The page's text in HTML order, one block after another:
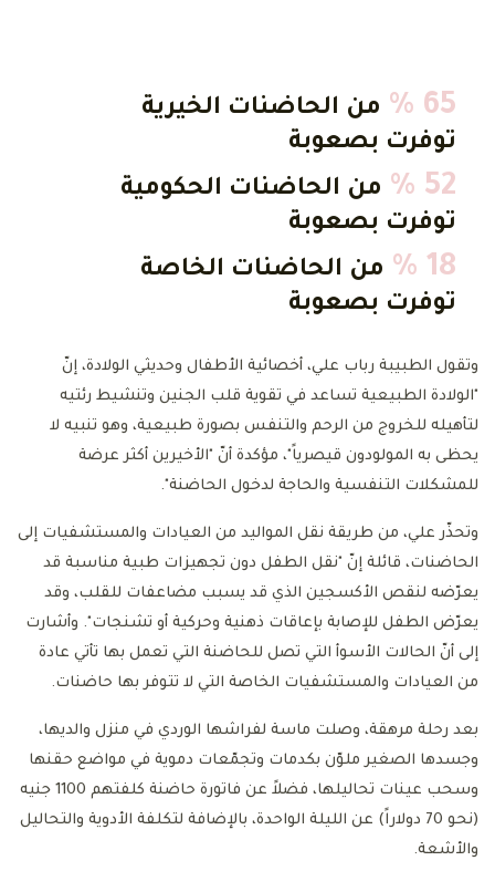
65 %
من الحاضنات الخيرية
توفرت بصعوبة
52 %
من الحاضنات الحكومية
توفرت بصعوبة
18 %
من الحاضنات الخاصة
توفرت بصعوبة
وتقول الطبيبة رباب علي، أخصائية الأطفال وحديثي الولادة، إنّ
"الولادة الطبيعية تساعد في تقوية قلب الجنين وتنشيط رئتيه
لتأهيله للخروج من الرحم والتنفس بصورة طبيعية، وهو تنبيه لا
يحظى به المولودون قيصرياً"، مؤكدة أنّ "الأخيرين أكثر عرضة
للمشكلات التنفسية والحاجة لدخول الحاضنة".
وتحذّر علي، من طريقة نقل المواليد من العيادات والمستشفيات إلى
الحاضنات، قائلة إنّ "نقل الطفل دون تجهيزات طبية مناسبة قد
يعرّضه لنقص الأكسجين الذي قد يسبب مضاعفات للقلب، وقد
يعرّض الطفل للإصابة بإعاقات ذهنية وحركية أو تشنجات". وأشارت
إلى أنّ الحالات الأسوأ التي تصل للحاضنة التي تعمل بها تأتي عادة
من العيادات والمستشفيات الخاصة التي لا تتوفر بها حاضنات.
بعد رحلة مرهقة، وصلت ماسة لفراشها الوردي في منزل والديها،
وجسدها الصغير ملوّن بكدمات وتجمّعات دموية في مواضع حقنها
وسحب عينات تحاليلها، فضلاً عن فاتورة حاضنة كلفتهم 1100 جنيه
(نحو 70 دولاراً) عن الليلة الواحدة، بالإضافة لتكلفة الأدوية والتحاليل
والأشعة.